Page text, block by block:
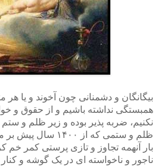
بیگانگان و دشمنانی چون آخوند و یا هر
همبستگی نداشته باشیم و از حقوق و
نکنیم، ضربه پذیر بوده و زیر ظلم و
ظلم و ستمی که از
بار آنهمه تجاوز و تازی پرستی کمر خم
ناجور و ناخواسته ای در یک گوشه و کنار